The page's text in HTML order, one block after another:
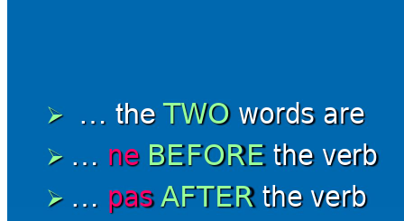
 … the TWO words are
 … ne BEFORE the verb
 … pas AFTER the verb